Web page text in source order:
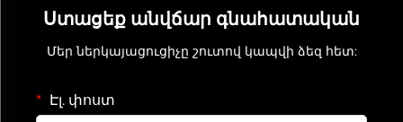
Ստացեք անվճար գնահատական
Մեր ներկայացուցիչը շուտով կապվի ձեզ հետ:
Էլ. փոստ